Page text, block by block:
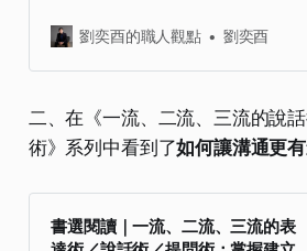
讓人工智慧來就好了，對吧？ 獵豹閱
分解任務訓練閱讀，達到速度、理解
解，快速閱讀的終點不該只是讀完更
多的書，而是擁有更強的思考力與話
更多，而是為了說更好 三｜視覺化掃
劉奕酉的職人觀點 劉奕酉
二、在《一流、二流、三流的說
術》系列中看到了如何讓溝通更
書選閱讀｜一流、二流、三流的表